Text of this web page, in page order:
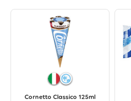
Cornetto Classico 125ml